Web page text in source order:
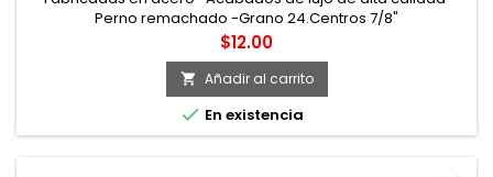
Perno remachado -Grano 24.Centros 7/8"
Precio
$12.00
 Añadir al carrito
 En existencia